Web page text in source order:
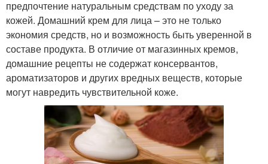
предпочтение натуральным средствам по уходу за
кожей. Домашний крем для лица – это не только
экономия средств, но и возможность быть уверенной в
составе продукта. В отличие от магазинных кремов,
домашние рецепты не содержат консервантов,
ароматизаторов и других вредных веществ, которые
могут навредить чувствительной коже.